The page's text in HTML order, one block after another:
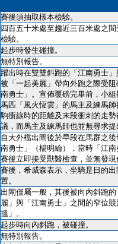
賽後須抽取樣本檢驗。
四百五十米處至趨近三百米處之
檢驗。
起步時發生碰撞。
無特別報告。
躍出時在雙雙斜跑的「江南勇士
被「一起美麗」帶向外跑之際受
南勇士」。宣佈覆磅完畢前，小
馬匹「風火恆雲」的馬主及練馬
駒衝線時的距離及末段衝刺的走
議，而馬主及練馬師也並無尋求提
自大外檔出閘後於早段在馬群之
南勇士」（楊明綸），當時「江
賽後立即接受獸醫檢查，並無發現
賽後，希威森表示，坐騎是日的
置。
出閘僅屬一般，其後被向內斜跑
麗」與「江南勇士」之間的窄位
搵」。
起步時向內斜跑，被碰撞。
無特別報告。